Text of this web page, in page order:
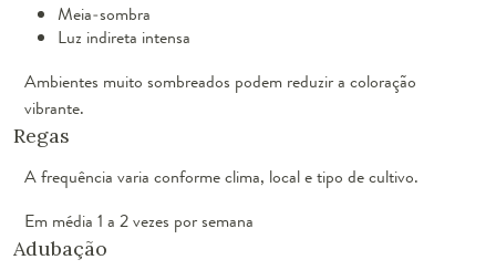
Meia-sombra
Luz indireta intensa
Ambientes muito sombreados podem reduzir a coloração
vibrante.
Regas
A frequência varia conforme clima, local e tipo de cultivo.
Em média 1 a 2 vezes por semana
Adubação